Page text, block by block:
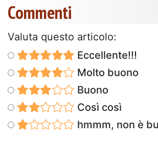
Commenti
Valuta questo articolo:
Eccellente!!!
Molto buono
Buono
Così così
hmmm, non è